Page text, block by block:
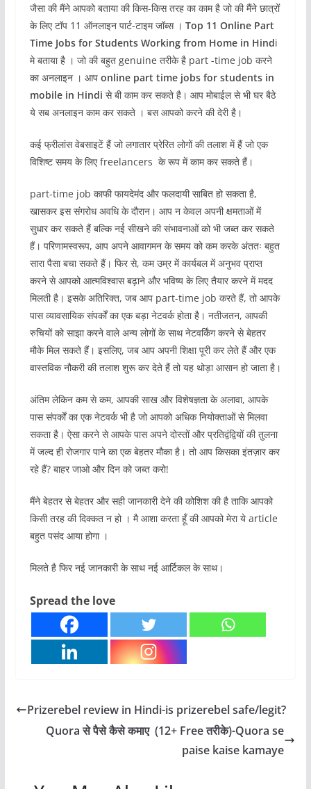
जैसा की मैंने आपको बताया की किस-किस तरह का काम है जो की मैंने छात्रों
के लिए टॉप 11 ऑनलाइन पार्ट-टाइम जॉब्स । Top 11 Online Part
Time Jobs for Students Working from Home in Hindi
मे बताया है । जो की बहुत genuine तरीके है part -time job करने
का अनलाइन । आप online part time jobs for students in
mobile in Hindi से बी काम कर सकते है। आप मोबाईल से भी घर बैठे
ये सब अनलाइन काम कर सकते । बस आपको करने की देरी है।
कई फ्रीलांस वेबसाइटें हैं जो लगातार प्रेरित लोगों की तलाश में हैं जो एक
विशिष्ट समय के लिए freelancers के रूप में काम कर सकते हैं।
part-time job काफी फायदेमंद और फलदायी साबित हो सकता है,
खासकर इस संगरोध अवधि के दौरान। आप न केवल अपनी क्षमताओं में
सुधार कर सकते हैं बल्कि नई सीखने की संभावनाओं को भी जब्त कर सकते
हैं। परिणामस्वरूप, आप अपने आवागमन के समय को कम करके अंततः बहुत
सारा पैसा बचा सकते हैं। फिर से, कम उम्र में कार्यबल में अनुभव प्राप्त
करने से आपको आत्मविश्वास बढ़ाने और भविष्य के लिए तैयार करने में मदद
मिलती है। इसके अतिरिक्त, जब आप part-time job करते हैं, तो आपके
पास व्यावसायिक संपर्कों का एक बड़ा नेटवर्क होता है। नतीजतन, आपकी
रुचियों को साझा करने वाले अन्य लोगों के साथ नेटवर्किंग करने से बेहतर
मौके मिल सकते हैं। इसलिए, जब आप अपनी शिक्षा पूरी कर लेते हैं और एक
वास्तविक नौकरी की तलाश शुरू कर देते हैं तो यह थोड़ा आसान हो जाता है।
अंतिम लेकिन कम से कम, आपकी साख और विशेषज्ञता के अलावा, आपके
पास संपर्कों का एक नेटवर्क भी है जो आपको अधिक नियोक्ताओं से मिलवा
सकता है। ऐसा करने से आपके पास अपने दोस्तों और प्रतिद्वंद्वियों की तुलना
में जल्द ही रोजगार पाने का एक बेहतर मौका है। तो आप किसका इंतज़ार कर
रहे हैं? बाहर जाओ और दिन को जब्त करो!
मैंने बेहतर से बेहतर और सही जानकारी देने की कोशिश की है ताकि आपको
किसी तरह की दिक्कत न हो । मै आशा करता हूँ की आपको मेरा ये article
बहुत पसंद आया होगा ।
मिलते है फिर नई जानकारी के साथ नई आर्टिकल के साथ।
Spread the love
Prizerebel review in Hindi-is prizerebel safe/legit?
Quora से पैसे कैसे कमाए (12+ Free तरीके)-Quora se
paise kaise kamaye